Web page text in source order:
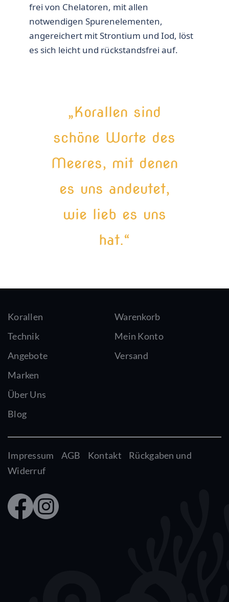
frei von Chelatoren, mit allen
notwendigen Spurenelementen,
angereichert mit Strontium und Iod, löst
es sich leicht und rückstandsfrei auf.
„Korallen sind
schöne Worte des
Meeres, mit denen
es uns andeutet,
wie lieb es uns
hat.“
Korallen
Technik
Angebote
Marken
Über Uns
Blog
Warenkorb
Mein Konto
Versand
Impressum AGB Kontakt
Rückgaben und
Widerruf
Faceb
ook
Insta
gram